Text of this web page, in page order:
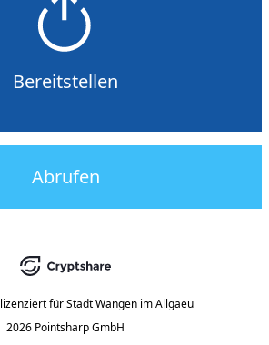
Bereitstellen
Abrufen
lizenziert für Stadt Wangen im Allgaeu
2026 Pointsharp GmbH